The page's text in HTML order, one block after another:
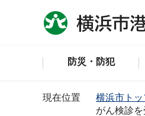
防災・防犯
現在位置 横浜市ト
がん検診